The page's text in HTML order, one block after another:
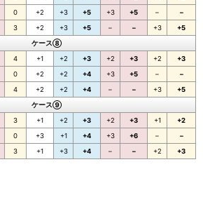
0 +2 +3 +5 +3 +5 –
–
3 +2 +3 +5 – – +3
+5
ケース⑧
4 +1 +2 +3 +2 +3 +2
+3
0 +2 +2 +4 +3 +5 –
–
4 +2 +2 +4 – – +3
+5
ケース⑨
3 +1 +2 +3 +2 +3 +1
+2
0 +3 +1 +4 +3 +6 –
–
3 +1 +3 +4 – – +2 +3